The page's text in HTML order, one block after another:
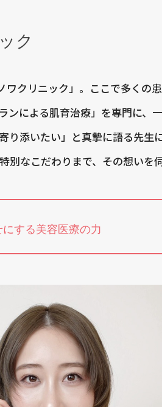
ク
クリニック」。ここで多くの
ンによる肌育治療」を専門に、
り添いたい」と真摯に語る先生
別なこだわりまで、その想いを
する美容医療の力